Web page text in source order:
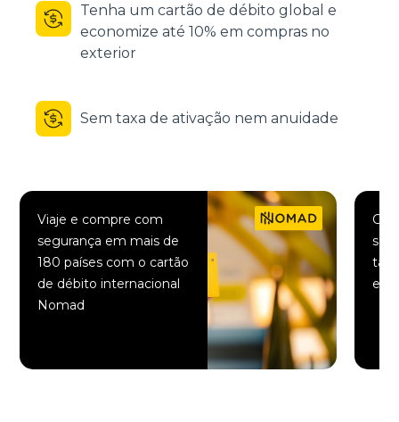
Tenha um cartão de débito global e
economize até 10% em compras no
exterior
Sem taxa de ativação nem anuidade
Viaje e compre com
segurança em mais de
180 países com o cartão
de débito internacional
Nomad